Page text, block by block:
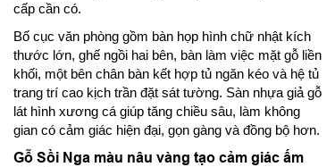
cấp cần có.
Bố cục văn phòng gồm bàn họp hình chữ nhật kích
thước lớn, ghế ngồi hai bên, bàn làm việc mặt gỗ liền
khối, một bên chân bàn kết hợp tủ ngăn kéo và hệ tủ
trang trí cao kịch trần đặt sát tường. Sàn nhựa giả gỗ
lát hình xương cá giúp tăng chiều sâu, làm không
gian có cảm giác hiện đại, gọn gàng và đồng bộ hơn.
Gỗ Sồi Nga màu nâu vàng tạo cảm giác ấm